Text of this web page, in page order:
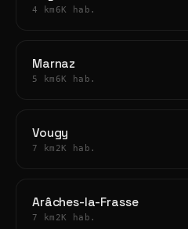
4 km 6K hab.
Marnaz
5 km 6K hab.
Vougy
7 km 2K hab.
Arâches-la-Frasse
7 km 2K hab.